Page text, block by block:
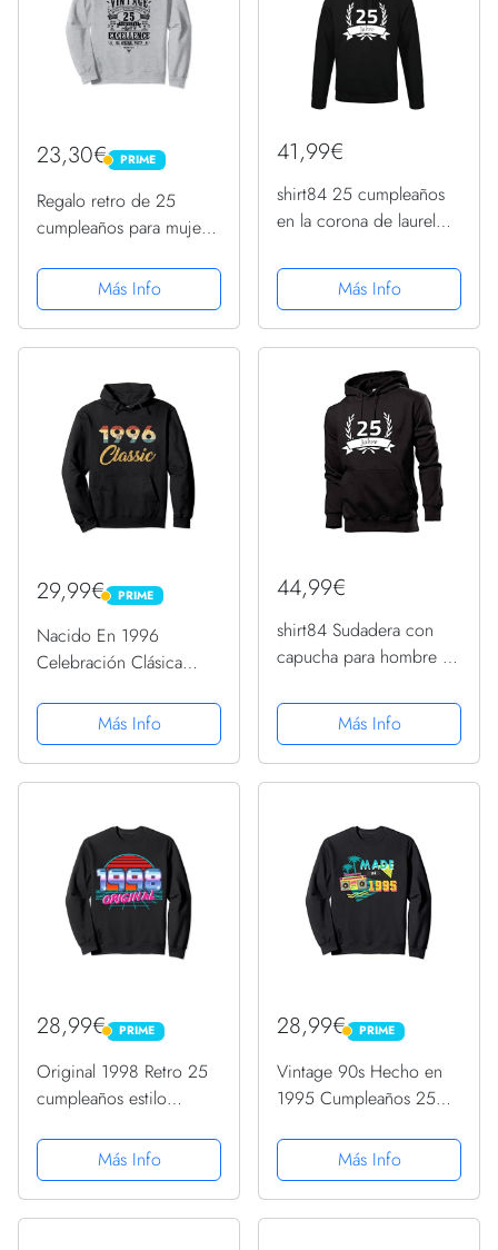
23,30€ PRIME
PRIME
Regalo retro de 25
cumpleaños para mujer
SudaderaMás Info
41,99€
shirt84 25 cumpleaños
en la corona de laurel
capucha, Negro , XL
Más Info
29,99€ PRIME
PRIME
Nacido En 1996
Celebración Clásica
Sudadera con Capucha
Más Info
44,99€
shirt84 Sudadera con
capucha para hombre de
corona de laurel, Negro
, XXXL
Más Info
28,99€ PRIME
PRIME
Original 1998 Retro 25
cumpleaños estilo
SudaderaMás Info
28,99€ PRIME
PRIME
Vintage 90s Hecho en
1995 Cumpleaños 25
Más Info